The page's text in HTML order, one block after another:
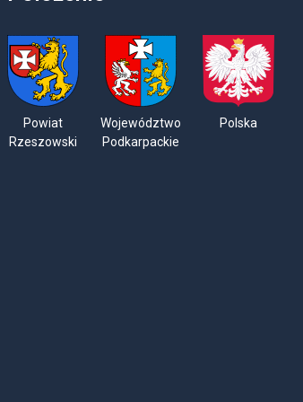
Powiat
Rzeszowski
Województwo
Podkarpackie
Polska